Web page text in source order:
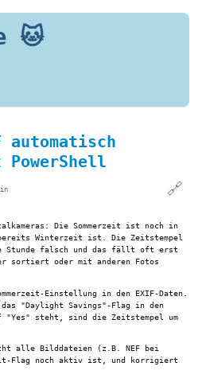
🐱
automatisch
🔗
Die Sommerzeit ist noch in
Winterzeit ist. Die Zeitstempel
Stunde falsch und das fällt oft erst
sortiert oder mit anderen Fotos
Einstellung in den EXIF-Daten.
"Daylight Savings"-Flag in den
"Yes" steht, sind die Zeitstempel um
alle Bilddateien (z.B. NEF bei
Flag noch aktiv ist, und korrigiert